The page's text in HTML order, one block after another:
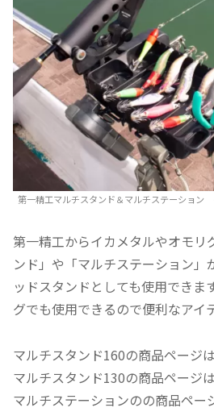
第一精工マルチスタンド＆マルチステーション
第一精工からイカメタルやオモリ
ンド」や「マルチステーション」
ッドスタンドとしても使用できま
グでも使用できるので便利なアイ
マルチスタンド160の商品ページ
マルチスタンド130の商品ページ
マルチステーションのの商品ペー